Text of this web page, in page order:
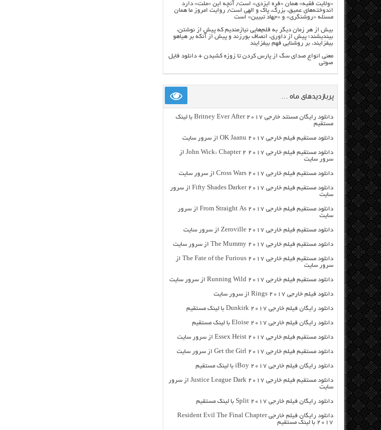
«ولایت فقیه» همان «فره ایزدی» است/ آنچه این «ملت» دارد
اندوخته‌های عمیق، بزرگ، پاک و الهی است/ روایت امروز ما همان
مسئله «روشنگری» و «جهاد تبیین» است
بیش از هر زمان دیگر به قلم‌هایی نیازمندیم که پیش از نوشتن،
بیندیشند؛ پیش از داوری، انصاف بورزند و پیش از آنکه بر هیاهو
بیفزایند، بر روشنایی فهم بیفزایند
معنی انواع صدای سگ از پارس کردن تا زوزه کشیدن + دانلود فایل
صوتی
پربازدیدهای ماه …
دانلود رایگان مسنتد خارجی Britney Ever After 2017 با لینک
مستقیم
دانلود مستقیم فیلم خارجی OK Jaanu 2017 از سرور سایت
دانلود مستقیم فیلم خارجی John Wick: Chapter 2 2017 از
سرور سایت
دانلود مستقیم فیلم خارجی Cross Wars 2017 از سرور سایت
دانلود مستقیم فیلم خارجی Fifty Shades Darker 2017 از سرور
سایت
دانلود مستقیم فیلم خارجی From Straight As 2017 از سرور
سایت
دانلود مستقیم فیلم خارجی Zeroville 2017 از سرور سایت
دانلود مستقیم فیلم خارجی The Mummy 2017 از سرور سایت
دانلود مستقیم فیلم خارجی The Fate of the Furious 2017 از
سرور سایت
دانلود مستقیم فیلم خارجی Running Wild 2017 از سرور سایت
دانلود فیلم خارجی Rings 2017 از سرور سایت
دانلود رایگان فیلم خارجی Dunkirk 2017 با لینک مستقیم
دانلود رایگان فیلم خارجی Eloise 2017 با لینک مستقیم
دانلود مستقیم فیلم خارجی Essex Heist 2017 از سرور سایت
دانلود مستقیم فیلم خارجی Get the Girl 2017 از سرور سایت
دانلود رایگان فیلم خارجی iBoy 2017 با لینک مستقیم
دانلود مستقیم فیلم خارجی Justice League Dark 2017 از سرور
سایت
دانلود رایگان فیلم خارجی Split 2017 با لینک مستقیم
دانلود رایگان فیلم خارجی Resident Evil The Final Chapter
2017 با لینک مستقیم